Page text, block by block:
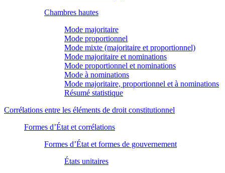
Chambres hautes
Mode majoritaire
Mode proportionnel
Mode mixte (majoritaire et proportionnel)
Mode majoritaire et nominations
Mode proportionnel et nominations
Mode à nominations
Mode majoritaire, proportionnel et à nominations
Résumé statistique
Corrélations entre les éléments de droit constitutionnel
Formes d’État et corrélations
Formes d’État et formes de gouvernement
États unitaires